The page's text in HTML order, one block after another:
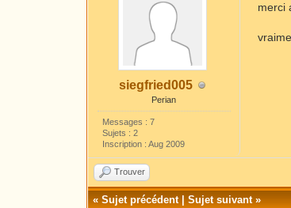
siegfried005
Perian
Messages : 7
Sujets : 2
Inscription : Aug 2009
merci
Trouver
«Sujet précédent|Sujet suivant»